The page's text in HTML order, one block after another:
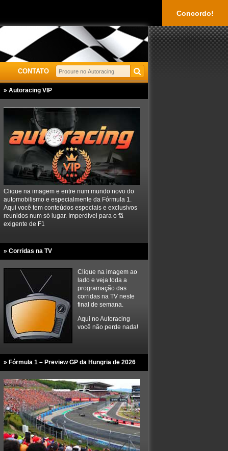
Concordo!
CONTATO
» Autoracing VIP
Clique na imagem e entre num mundo novo do
automobilismo e especialmente da Fórmula 1.
Aqui você tem conteúdos especiais e exclusivos
reunidos num só lugar. Imperdível para o fã
exigente de F1
» Corridas na TV
Clique na imagem ao
lado e veja toda a
programação das
corridas na TV neste
final de semana.
Aqui no Autoracing
você não perde nada!
» Fórmula 1 – Preview GP da Hungria de 2026